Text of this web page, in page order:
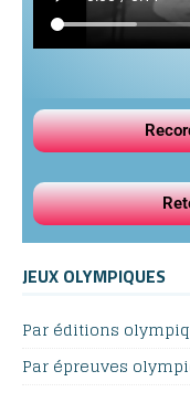
JEUX OLYMPIQUES
Par éditions
Par épreuves